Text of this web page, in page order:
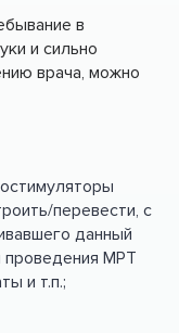
в
и сильно
врача, можно
перевести, с
данный
проведения МРТ
и т.п.;